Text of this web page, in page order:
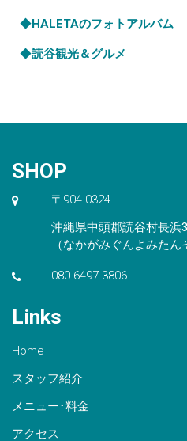
◆HALETAのフォトアルバム
◆読谷観光＆グルメ
SHOP
〒904-0324
沖縄県中頭郡読谷村長浜
（なかがみぐんよみたん
080-6497-3806
Links
Home
スタッフ紹介
メニュー･料金
アクセス